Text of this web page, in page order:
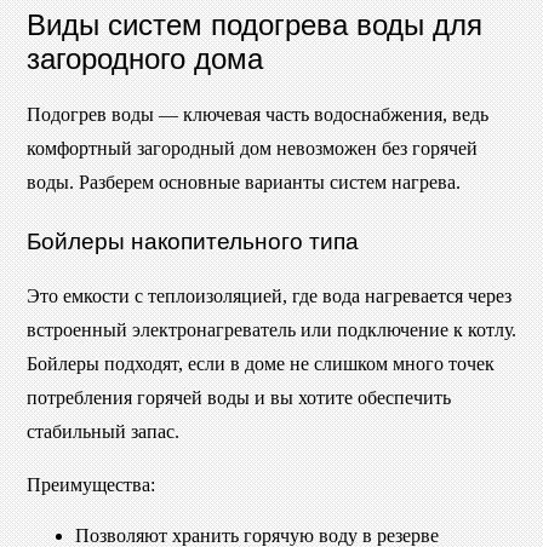
Виды систем подогрева воды для
загородного дома
Подогрев воды — ключевая часть водоснабжения, ведь
комфортный загородный дом невозможен без горячей
воды. Разберем основные варианты систем нагрева.
Бойлеры накопительного типа
Это емкости с теплоизоляцией, где вода нагревается через
встроенный электронагреватель или подключение к котлу.
Бойлеры подходят, если в доме не слишком много точек
потребления горячей воды и вы хотите обеспечить
стабильный запас.
Преимущества:
Позволяют хранить горячую воду в резерве